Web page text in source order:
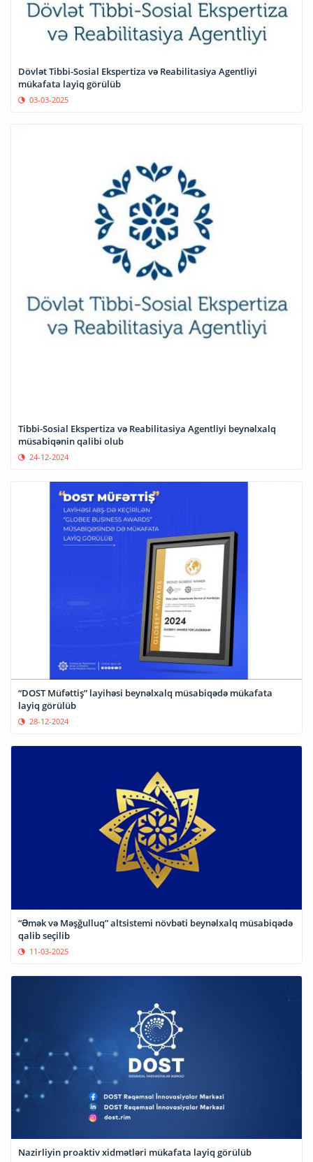
Dövlət Tibbi-Sosial Ekspertiza və Reabilitasiya Agentliyi
mükafata layiq görülüb
03-03-2025
Tibbi-Sosial Ekspertiza və Reabilitasiya Agentliyi beynəlxalq
müsabiqənin qalibi olub
24-12-2024
“DOST Müfəttiş” layihəsi beynəlxalq müsabiqədə mükafata
layiq görülüb
28-12-2024
“Əmək və Məşğulluq” altsistemi növbəti beynəlxalq müsabiqədə
qalib seçilib
11-03-2025
Nazirliyin proaktiv xidmətləri mükafata layiq görülüb